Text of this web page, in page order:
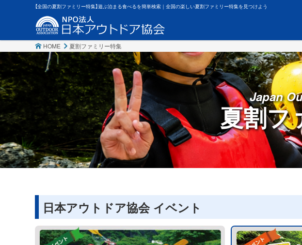
【全国の夏割ファミリー特集】遊ぶ泊まる食べるを簡単検索｜全国の楽しい夏割ファミリー特集を見つけよう
HOME 夏割ファミリー特集
Japan
夏割フ
日本アウトドア協会 イベント